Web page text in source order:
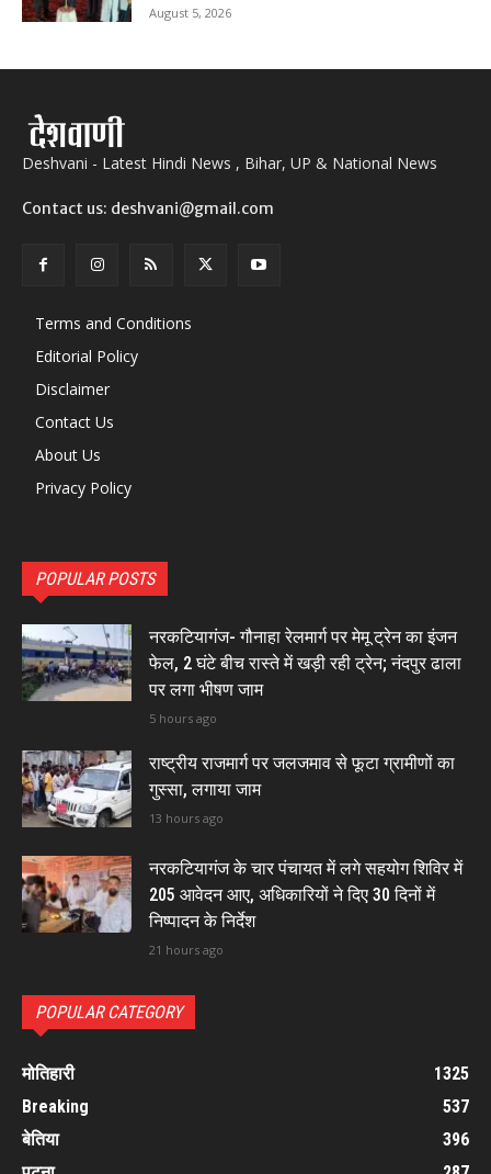
August 5, 2026
Deshvani - Latest Hindi News , Bihar, UP & National News
Contact us: deshvani@gmail.com
Terms and Conditions
Editorial Policy
Disclaimer
Contact Us
About Us
Privacy Policy
POPULAR POSTS
नरकटियागंज- गौनाहा रेलमार्ग पर मेमू ट्रेन का इंजन
फेल, 2 घंटे बीच रास्ते में खड़ी रही ट्रेन; नंदपुर ढाला
पर लगा भीषण जाम
5 hours ago
राष्ट्रीय राजमार्ग पर जलजमाव से फूटा ग्रामीणों का
गुस्सा, लगाया जाम
13 hours ago
नरकटियागंज के चार पंचायत में लगे सहयोग शिविर में
205 आवेदन आए, अधिकारियों ने दिए 30 दिनों में
निष्पादन के निर्देश
21 hours ago
POPULAR CATEGORY
मोतिहारी
1325
Breaking
537
बेतिया
396